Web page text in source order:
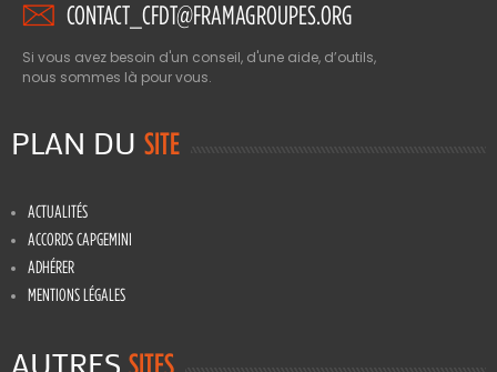
CONTACT_CFDT@FRAMAGROUPES.ORG
Si vous avez besoin d'un conseil, d'une aide, d’outils,
nous sommes là pour vous.
PLAN DU SITE
ACTUALITÉS
ACCORDS CAPGEMINI
ADHÉRER
MENTIONS LÉGALES
AUTRES SITES